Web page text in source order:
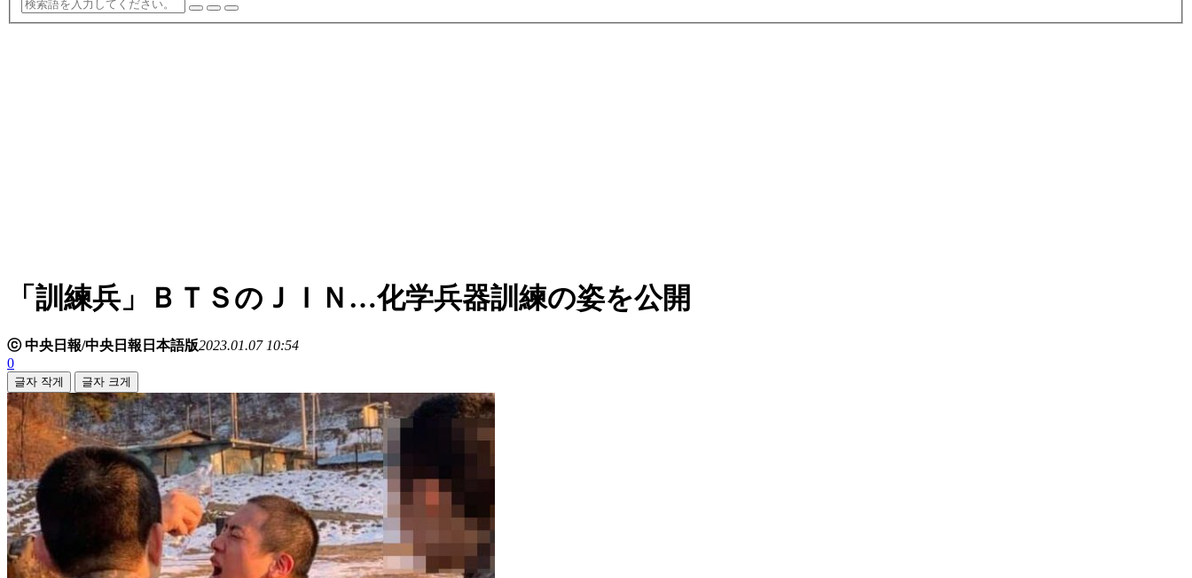
「訓練兵」ＢＴＳのＪＩＮ…化学兵器訓練の姿を公開
ⓒ 中央日報/中央日報日本語版2023.01.07 10:54
0
글자 작게 글자 크게